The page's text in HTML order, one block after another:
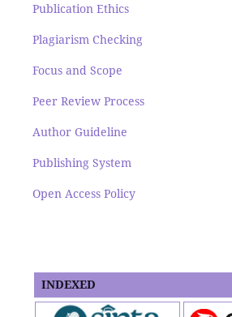
Publication Ethics
Plagiarism Checking
Focus and Scope
Peer Review Process
Author Guideline
Publishing System
Open Access Policy
INDEXED